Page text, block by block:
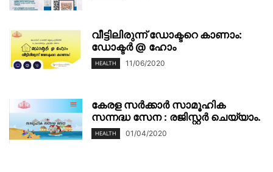
വീട്ടിലിരുന്ന് ഡോക്ടറെ കാണാം:
ഡോക്ടര്‍ @ ഹോം
HEALTH 11/06/2020
കേരള സർക്കാർ സാമൂഹിക
സന്നദ്ധ സേന : രജിസ്റ്റർ ചെയ്യാം.
HEALTH 01/04/2020